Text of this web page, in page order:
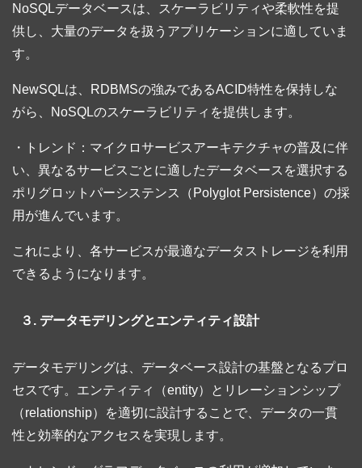
NoSQLデータベースは、スケーラビリティや柔軟性を提
供し、大量のデータを扱うアプリケーションに適していま
す。
NewSQLは、RDBMSの強みであるACID特性を保持しな
がら、NoSQLのスケーラビリティを提供します。
・トレンド：マイクロサービスアーキテクチャの普及に伴
い、異なるサービスごとに適したデータベースを選択する
ポリグロットパーシステンス（Polyglot Persistence）の採
用が進んでいます。
これにより、各サービスが最適なデータストレージを利用
できるようになります。
３. データモデリングとエンティティ設計
データモデリングは、データベース設計の基盤となるプロ
セスです。エンティティ（entity）とリレーションシップ
（relationship）を適切に設計することで、データの一貫
性と効率的なアクセスを実現します。